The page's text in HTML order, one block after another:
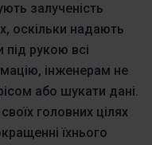
залученість
оскільки надають
рукою всі
інженерам не
або шукати дані.
головних цілях
їхнього